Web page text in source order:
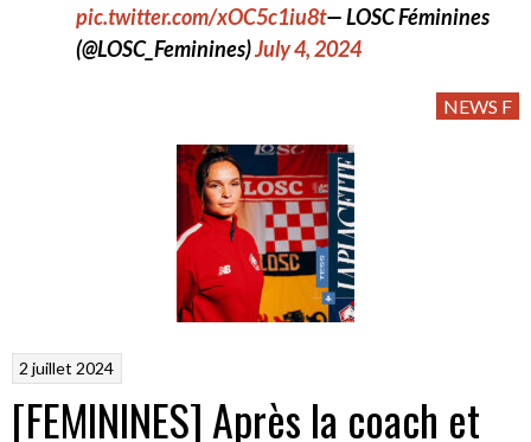
pic.twitter.com/xOC5c1iu8t— LOSC Féminines
(@LOSC_Feminines)July 4, 2024
NEWS F
2 juillet 2024
[FEMININES] Après la coach et